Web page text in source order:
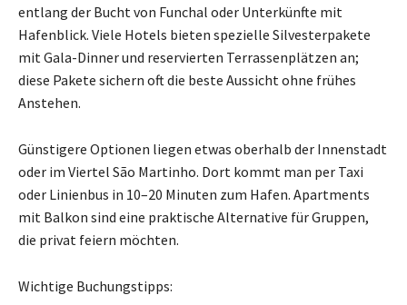
entlang der Bucht von Funchal oder Unterkünfte mit
Hafenblick. Viele Hotels bieten spezielle Silvesterpakete
mit Gala-Dinner und reservierten Terrassenplätzen an;
diese Pakete sichern oft die beste Aussicht ohne frühes
Anstehen.
Günstigere Optionen liegen etwas oberhalb der Innenstadt
oder im Viertel São Martinho. Dort kommt man per Taxi
oder Linienbus in 10–20 Minuten zum Hafen. Apartments
mit Balkon sind eine praktische Alternative für Gruppen,
die privat feiern möchten.
Wichtige Buchungstipps: